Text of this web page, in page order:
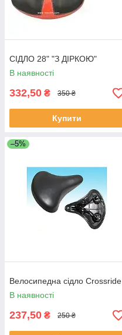
СІДЛО 28" "З ДІРКОЮ"
В наявності
332,50 ₴ 350 ₴
Купити
–5%
Велосипедна сідло Crossride
В наявності
237,50 ₴ 250 ₴